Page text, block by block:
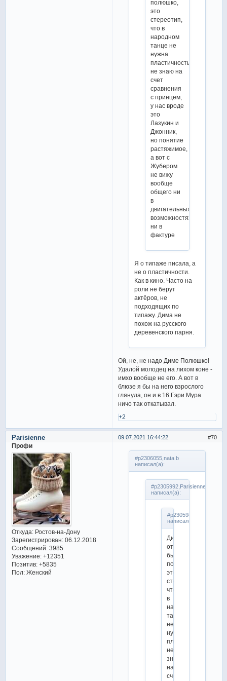
полюшко,
это
стереотип,
что в
народном
танце не
нужна
пластичность,
не знаю на
счет
сравнения
с принцем,
у нас вроде
это
Лазукин и
Джонник,
но понятие
растяжимое,
а вот с
Жубером
не вижу
вообще
общего ни
в
двигательных
возможностях,
ни в
фактуре
Я о типаже писала, а
не о пластичности.
Как в кино. Часто на
роли не берут
актёров, не
подходящих по
типажу. Дима не
похож на русского
деревенского парня.
Ой, не, не надо Диме Полюшко!
Удалой молодец на лихом коне -
имхо вообще не его. А вот в
блюзе я бы на него взрослого
глянула, он и в 16 Гэри Мура
ничо так откатывал.
+2
70
09.07.2021 16:44:22
Parisienne
Профи
Откуда:Ростов-на-Дону
Зарегистрирован: 06.12.2018
Сообщений:3985
Уважение: +12351
Позитив: +5835
Пол:Женский
#p2306055,nata b
написал(а):
#p2305992,Parisienne
написал(а):
#p2305984,Feba
написал(а):
Диме
отлично
бы
полюшко,
это
стереотип,
что
в
народном
танце
не
нужна
пластичность,
не
знаю
на
счет